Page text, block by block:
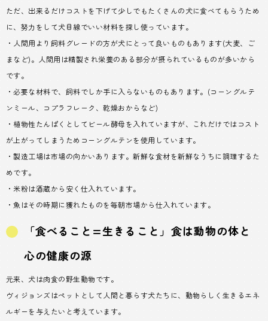
ただ、出来るだけコストを下げて少しでもたくさんの犬に食べてもらうため
に、努力をして犬目線でいい材料を探し使っています。
・人間用より飼料グレードの方が犬にとって良いものもあります(大麦、ご
まなど)。人間用は精製され栄養のある部分が摂られているものが多いから
です。
・必要な材料で、飼料でしか手に入らないものもあります。(コーングルテ
ンミール、コプラフレーク、乾燥おからなど)
・植物性たんぱくとしてビール酵母を入れていますが、これだけではコスト
が上がってしまうためコーングルテンを使用しています。
・製造工場は市場の向かいあります。新鮮な食材を新鮮なうちに調理するた
めです。
・米粉は酒蔵から安く仕入れています。
・魚はその時期に獲れたものを毎朝市場から仕入れています。
「食べること=生きること」食は動物の体と
心の健康の源
元来、犬は肉食の野生動物です。
ヴィジョンズはペットとして人間と暮らす犬たちに、動物らしく生きるエネ
ルギーを与えたいと考えています。